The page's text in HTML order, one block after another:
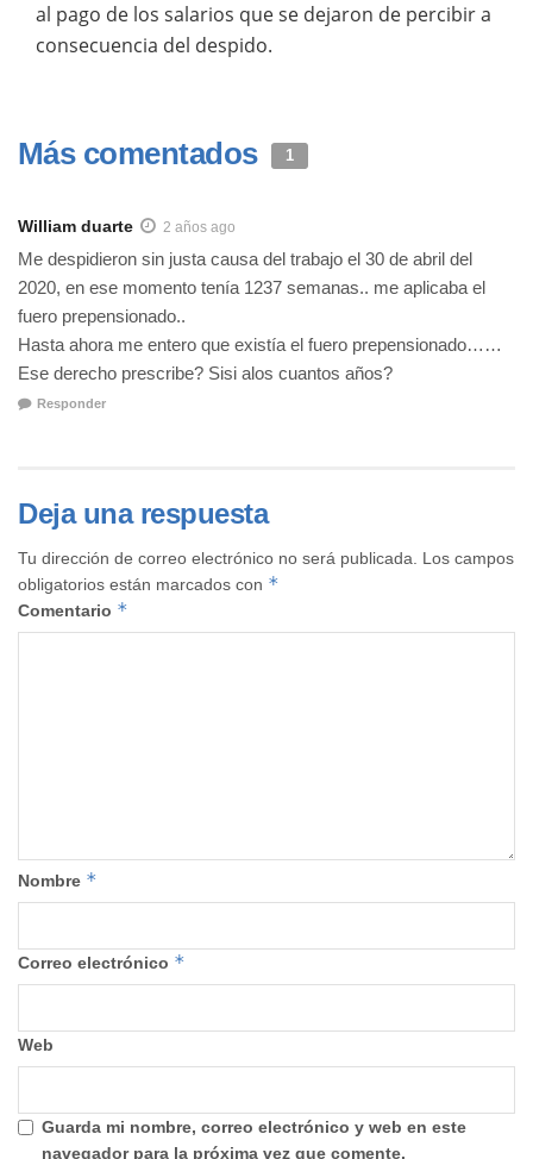
al pago de los salarios que se dejaron de percibir a
consecuencia del despido.
Más comentados 1
William duarte 2 años ago
Me despidieron sin justa causa del trabajo el 30 de abril del
2020, en ese momento tenía 1237 semanas.. me aplicaba el
fuero prepensionado..
Hasta ahora me entero que existía el fuero prepensionado……
Ese derecho prescribe? Sisi alos cuantos años?
Responder
Deja una respuesta
Tu dirección de correo electrónico no será publicada.
Los campos
obligatorios están marcados con *
Comentario *
Nombre *
Correo electrónico *
Web
Guarda mi nombre, correo electrónico y web en este
navegador para la próxima vez que comente.